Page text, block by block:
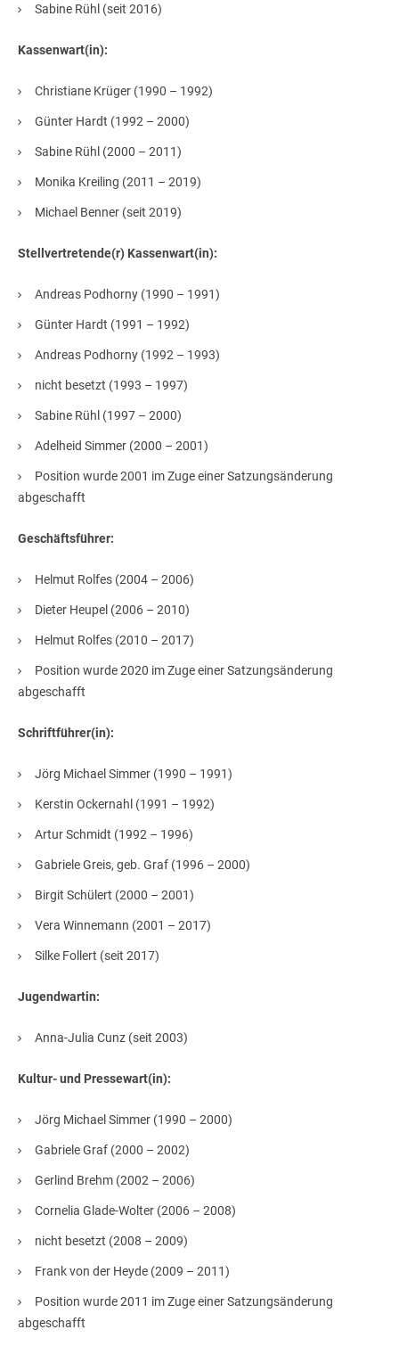
Sabine Rühl (seit 2016)
Kassenwart(in):
Christiane Krüger (1990 – 1992)
Günter Hardt (1992 – 2000)
Sabine Rühl (2000 – 2011)
Monika Kreiling (2011 – 2019)
Michael Benner (seit 2019)
Stellvertretende(r) Kassenwart(in):
Andreas Podhorny (1990 – 1991)
Günter Hardt (1991 – 1992)
Andreas Podhorny (1992 – 1993)
nicht besetzt (1993 – 1997)
Sabine Rühl (1997 – 2000)
Adelheid Simmer (2000 – 2001)
Position wurde 2001 im Zuge einer Satzungsänderung
abgeschafft
Geschäftsführer:
Helmut Rolfes (2004 – 2006)
Dieter Heupel (2006 – 2010)
Helmut Rolfes (2010 – 2017)
Position wurde 2020 im Zuge einer Satzungsänderung
abgeschafft
Schriftführer(in):
Jörg Michael Simmer (1990 – 1991)
Kerstin Ockernahl (1991 – 1992)
Artur Schmidt (1992 – 1996)
Gabriele Greis, geb. Graf (1996 – 2000)
Birgit Schülert (2000 – 2001)
Vera Winnemann (2001 – 2017)
Silke Follert (seit 2017)
Jugendwartin:
Anna-Julia Cunz (seit 2003)
Kultur- und Pressewart(in):
Jörg Michael Simmer (1990 – 2000)
Gabriele Graf (2000 – 2002)
Gerlind Brehm (2002 – 2006)
Cornelia Glade-Wolter (2006 – 2008)
nicht besetzt (2008 – 2009)
Frank von der Heyde (2009 – 2011)
Position wurde 2011 im Zuge einer Satzungsänderung
abgeschafft